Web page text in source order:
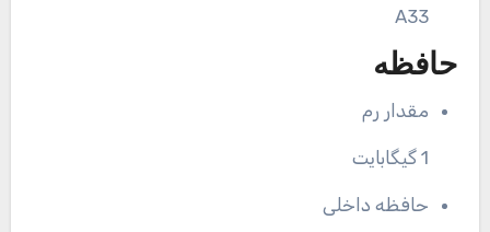
A33
حافظه
مقدار رم
1 گیگابایت
حافظه داخلی